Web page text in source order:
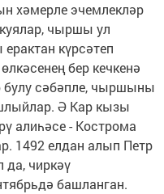
хәмерле эчемлекләр
чыршы ул
күрсәтеп
бер кечкенә
сәбәпле, чыршыны
Ә Кар кызы
алиһәсе - Кострома
1492 елдан алып Петр
да, чиркәү
башланган.